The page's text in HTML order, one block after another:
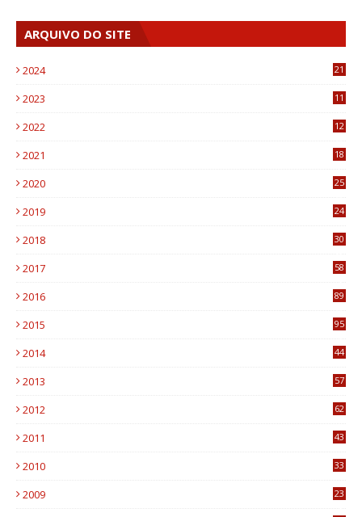
ARQUIVO DO SITE
2024 21
2023
11
2022
12
2021
18
2020
25
2019
24
2018
30
2017
58
2016
89
2015
95
2014
44
2013
57
2012
62
2011
43
2010
33
2009
23